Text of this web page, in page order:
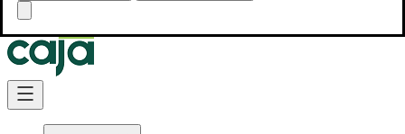
Susisiekite:
Skip to Content